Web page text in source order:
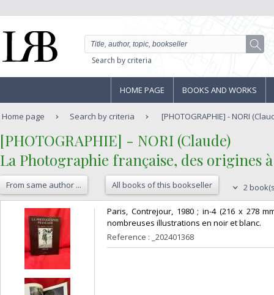
Search by criteria
HOME PAGE BOOKS AND WORKS
Home page Search by criteria [PHOTOGRAPHIE] - NORI
‎[PHOTOGRAPHIE] - NORI (Claude)‎
‎La Photographie française, des origines
From same author ... All books of this bookseller 2
‎Paris, Contrejour, 1980 ; in-4 (216 x 278
nombreuses illustrations en noir et blanc.‎
Reference : _202401368